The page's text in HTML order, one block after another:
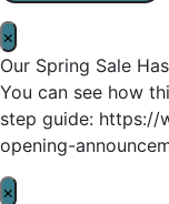
×
Our Spring Sale
You can see how
step guide: https://
opening-
×